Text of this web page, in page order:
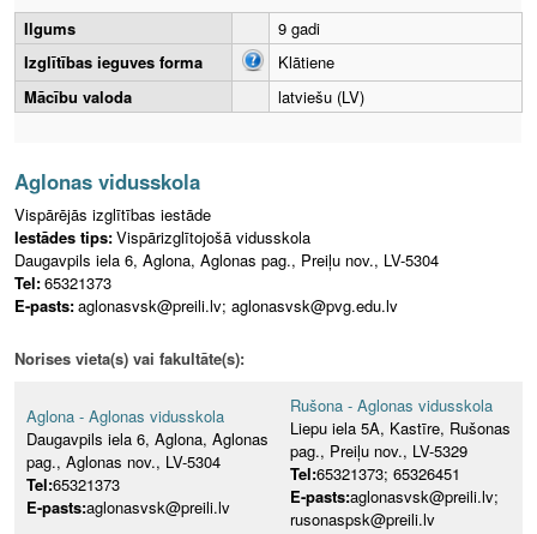
Ilgums
9 gadi
Izglītības ieguves forma
Klātiene
Mācību valoda
latviešu (LV)
Aglonas vidusskola
Vispārējās izglītības iestāde
Iestādes tips:Vispārizglītojošā vidusskola
Daugavpils iela 6, Aglona, Aglonas pag., Preiļu nov., LV-5304
Tel:65321373
E-pasts:aglonasvsk@preili.lv; aglonasvsk@pvg.edu.lv
Norises vieta(s) vai fakultāte(s):
Aglona - Aglonas vidusskola
Daugavpils iela 6, Aglona, Aglonas
pag., Aglonas nov., LV-5304
Tel:65321373
E-pasts:aglonasvsk@preili.lv
Rušona - Aglonas vidusskola
Liepu iela 5A, Kastīre, Rušonas
pag., Preiļu nov., LV-5329
Tel:65321373; 65326451
E-pasts:aglonasvsk@preili.lv;
rusonaspsk@preili.lv